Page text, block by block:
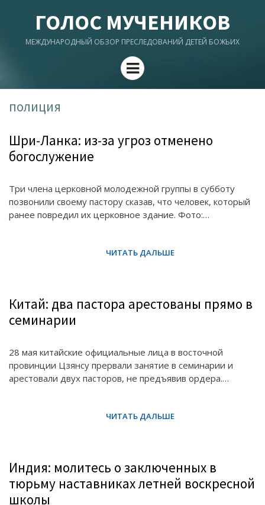
ГОЛОС МУЧЕНИКОВ
МЕЖДУНАРОДНЫЙ ОБЗОР ПРЕСЛЕДОВАНИЙ ДЕТЕЙ БОЖЬИХ
Menu
полиция
Шри-Ланка: из-за угроз отменено
богослужение
Три члена церковной молодежной группы в субботу
позвонили своему пастору сказав, что человек, который
ранее повредил их церковное здание. Фото:…
Китай: два пастора арестованы прямо в
семинарии
28 мая китайские официальные лица в восточной
провинции Цзянсу прервали занятие в семинарии и
арестовали двух пасторов, не предъявив ордера.…
Индия: молитесь о заключенных в
тюрьму наставниках летней воскресной
школы